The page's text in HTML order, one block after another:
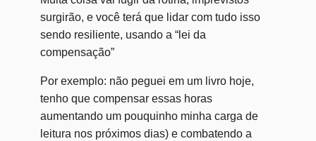
surgirão, e você terá que lidar com tudo isso
sendo resiliente, usando a “lei da
compensação”
Por exemplo: não peguei em um livro hoje,
tenho que compensar essas horas
aumentando um pouquinho minha carga de
leitura nos próximos dias) e combatendo a